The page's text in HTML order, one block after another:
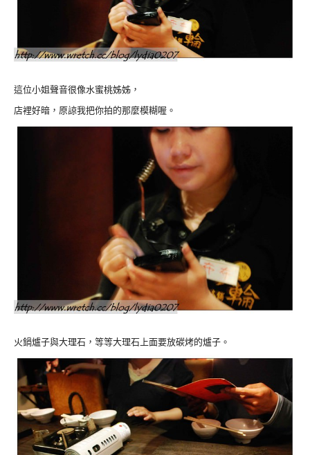
這位小姐聲音很像水蜜桃姊姊，
店裡好暗，原諒我把你拍的那麼模糊喔。
火鍋爐子與大理石，等等大理石上面要放碳烤的爐子。